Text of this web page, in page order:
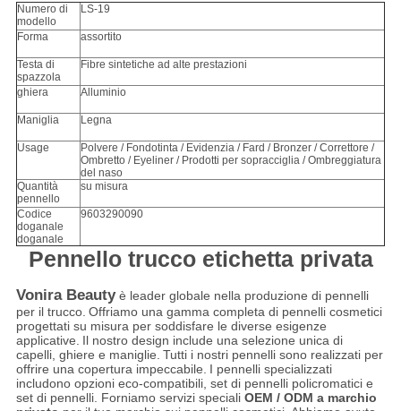
Numero di
modello
LS-19
Forma assortito
Testa di
spazzola
Fibre sintetiche ad alte prestazioni
ghiera Alluminio
Maniglia Legna
Usage
Polvere / Fondotinta / Evidenzia / Fard / Bronzer / Correttore /
Ombretto / Eyeliner / Prodotti per sopracciglia / Ombreggiatura
del naso
Quantità
pennello
su misura
Codice
doganale
doganale
9603290090
Pennello trucco etichetta privata
Vonira Beautyè leader globale nella produzione di pennelli
per il trucco. Offriamo una gamma completa di pennelli cosmetici
progettati su misura per soddisfare le diverse esigenze
applicative. Il nostro design include una selezione unica di
capelli, ghiere e maniglie. Tutti i nostri pennelli sono realizzati per
offrire una copertura impeccabile. I pennelli specializzati
includono opzioni eco-compatibili, set di pennelli policromatici e
set di pennelli. Forniamo servizi speciali OEM / ODM a marchio